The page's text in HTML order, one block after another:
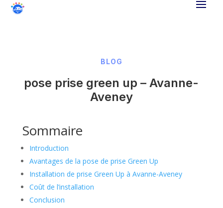
BLOG
pose prise green up – Avanne-
Aveney
Sommaire
Introduction
Avantages de la pose de prise Green Up
Installation de prise Green Up à Avanne-Aveney
Coût de l’installation
Conclusion